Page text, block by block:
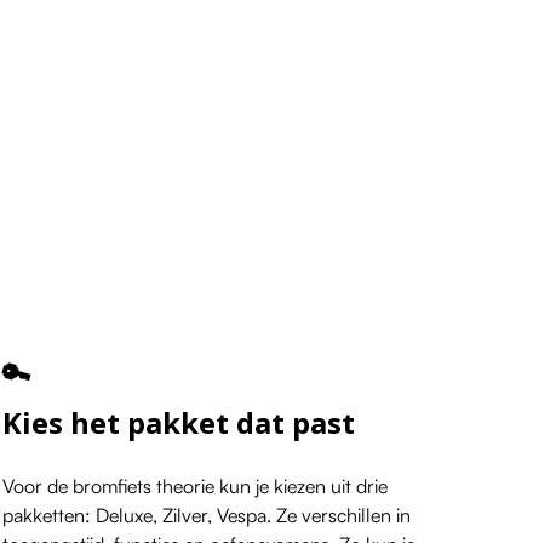
🔑
Kies het pakket dat past
Voor de bromfiets theorie kun je kiezen uit drie
pakketten: Deluxe, Zilver, Vespa. Ze verschillen in